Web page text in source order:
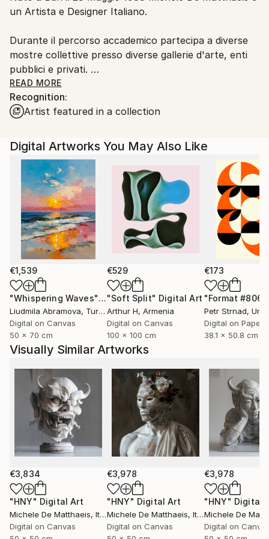
Customs:
country's regulations for exporting valuable
artworks.
un Artista e Designer Italiano.
Durante il percorso accademico partecipa a diverse
mostre collettive presso diverse gallerie d'arte, enti
pubblici e privati.
Dal 2009 inizia le sue ricerche sul mondo
microscopico, tema di grande ispirazione ancora
Nel 2010 si trasferisce a Milano dove studia Product
Design presso lo IED.
Durante gli studi si concentra sulla ricerca di varie
forme di espressione e tecniche artistiche innovative.
Finiti gli studi nel 2013 inizia a collaborare in diversi
studi di architettura e aziende di design portando
avanti la produzione di opere d'arte tra scultura,
stampe d'arte e dipinti.
​
Installazioni, interventi ambientali, performance,
sculture, fotografie e qualsiasi altro tipo di
espressione può cambiare il modo di vedere le cose;
Si può mescolare il modo tradizionale, "normale" di
vedere il mondo, con una rappresentazione più
astratta, asettica e precisa.
Forme che galleggiano nello spazio evocano
sensazioni fuori dal tempo, ma chiare e ben definite in
un dato luogo.
Forme di un altro tipo, di un altro mondo, che mirano
ad ampliare la percezione tipica e quotidiana, ad
aprire nuovi confini; i confini della libera
READ MORE
Recognition:
Artist featured in a collection
Digital Artworks You May Also Like
€1,539
"Whispering Waves"Digital Art
Liudmila Abramova, Turkey
Digital on Canvas
50 x 70 cm
€529
"Soft Split" Digital Art
Arthur H, Armenia
Digital on Canvas
100 x 100 cm
€173
"Format #806"
Petr Strnad,
Digital on Paper
38.1 x 50.8 cm
Visually Similar Artworks
€3,834
"HNY" Digital Art
Michele De Matthaeis, Italy
Digital on Canvas
€3,978
"HNY" Digital Art
Michele De Matthaeis, Italy
Digital on Canvas
€3,978
"HNY" Digital
Michele De
Digital on